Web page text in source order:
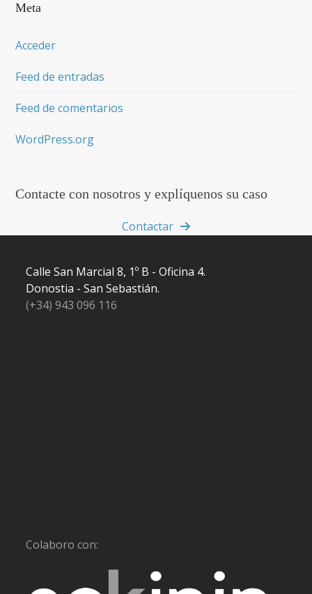
Meta
Acceder
Feed de entradas
Feed de comentarios
WordPress.org
Contacte con nosotros y explíquenos su caso
Contactar
Calle San Marcial 8, 1º B - Oficina 4.
Donostia - San Sebastián.
(+34) 943 096 116
Colaboro con: